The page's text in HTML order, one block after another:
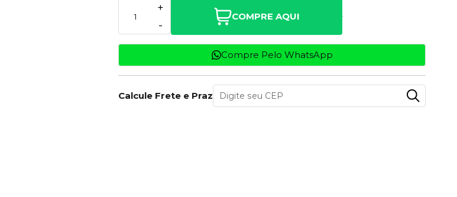
-
+
COMPRE AQUI
Compre Pelo WhatsApp
Calcule Frete e Prazo